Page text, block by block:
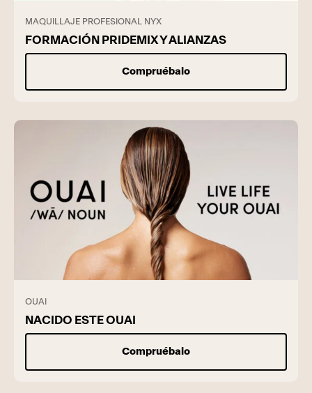
MAQUILLAJE PROFESIONAL NYX
FORMACIÓN PRIDEMIX Y ALIANZAS
Compruébalo
OUAI
NACIDO ESTE OUAI
Compruébalo